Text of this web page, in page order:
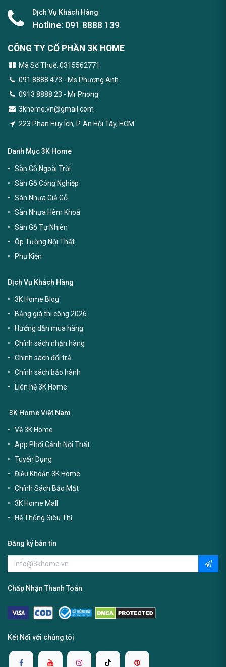
Dịch Vụ Khách Hàng
Hotline: 091 8888 139
CÔNG TY CỔ PHẦN 3K HOME
Mã Số Thuế: 0315562771
091 8888 473 - Ms Phương Anh
0913 8888 23 - Mr Phong
3khome.vn@gmail.com
223 Phan Huy Ích, P. An Hội Tây, HCM
Danh Mục 3K Home
Sàn Gỗ Ngoài Trời
Sàn Gỗ Công Nghiệp
Sàn Nhựa Giả Gỗ
Sàn Nhựa Hèm Khoá
Sàn Gỗ Tự Nhiên
Ốp Tường Nội Thất
Phụ Kiện
Dịch Vụ Khách Hàng
3K Home Blog
Bảng giá thi công 2026
Hướng dẫn mua hàng
Chính sách nhận hàng
Chính sách đổi trả
Chính sách bảo hành
Liên hệ 3K Home
3K Home Việt Nam
Về 3K Home
App Phối Cảnh Nội Thất
Tuyển Dụng
Điều Khoản 3K Home
Chính Sách Bảo Mật
3K Home Mall
Hệ Thống Siêu Thị
Đăng ký bản tin
Chấp Nhận Thanh Toán
Kết Nối với chúng tôi